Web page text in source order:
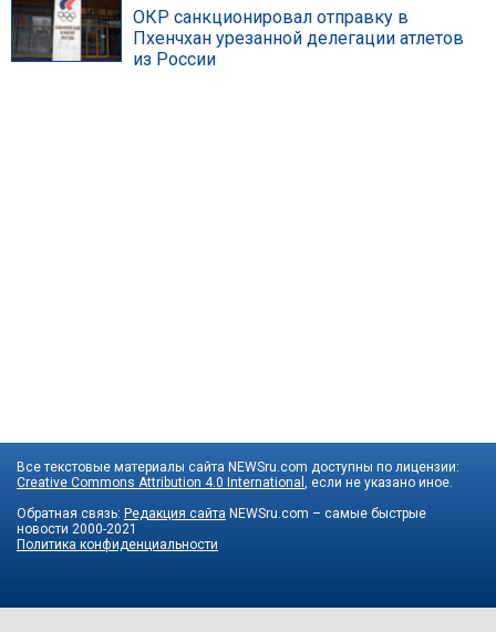
ОКР санкционировал отправку в
Пхенчхан урезанной делегации атлетов
из России
Все текстовые материалы сайта NEWSru.com доступны по лицензии:
Creative Commons Attribution 4.0 International , если не указано иное.
Обратная связь: Редакция сайта NEWSru.com – самые быстрые
новости 2000-2021
Политика конфиденциальности